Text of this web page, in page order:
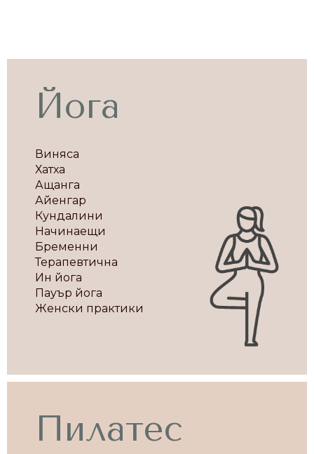
Йога
Виняса
Хатха
Ащанга
Айенгар
Кундалини
Начинаещи
Бременни
Терапевтична
Ин йога
Пауър йога
Женски практики
Пилатес